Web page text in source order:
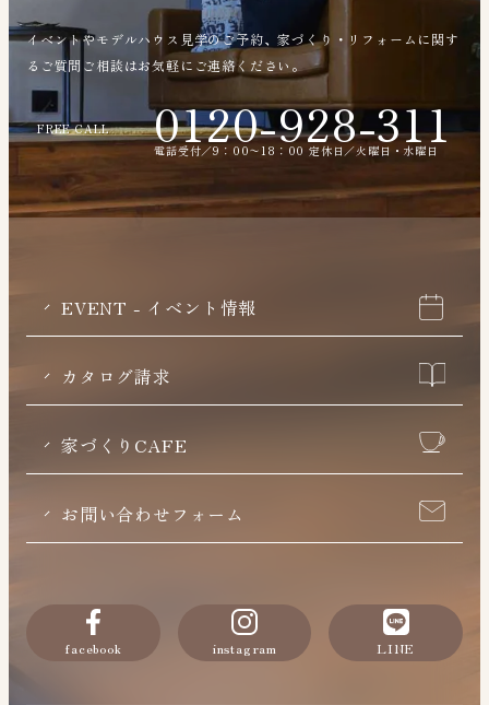
イベントやモデルハウス見学のご予約、家づくり・リフォームに関す
るご質問ご相談はお気軽にご連絡ください。
FREE CALL 0120-928-311
電話受付／9：00〜18：00 定休日／火曜日・水曜日
EVENT - イベント情報
カタログ請求
家づくりCAFE
お問い合わせフォーム
facebook instagram LINE